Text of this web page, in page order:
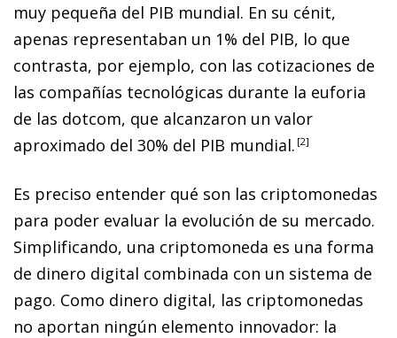
muy pequeña del PIB mundial. En su cénit,
apenas representaban un 1% del PIB, lo que
contrasta, por ejemplo, con las cotizaciones de
las compañías tecnológicas durante la euforia
de las dotcom, que alcanzaron un valor
aproximado del 30% del PIB mundial. 2
Es preciso entender qué son las criptomonedas
para poder evaluar la evolución de su mercado.
Simplificando, una criptomoneda es una forma
de dinero digital combinada con un sistema de
pago. Como dinero digital, las criptomonedas
no aportan ningún elemento innovador: la